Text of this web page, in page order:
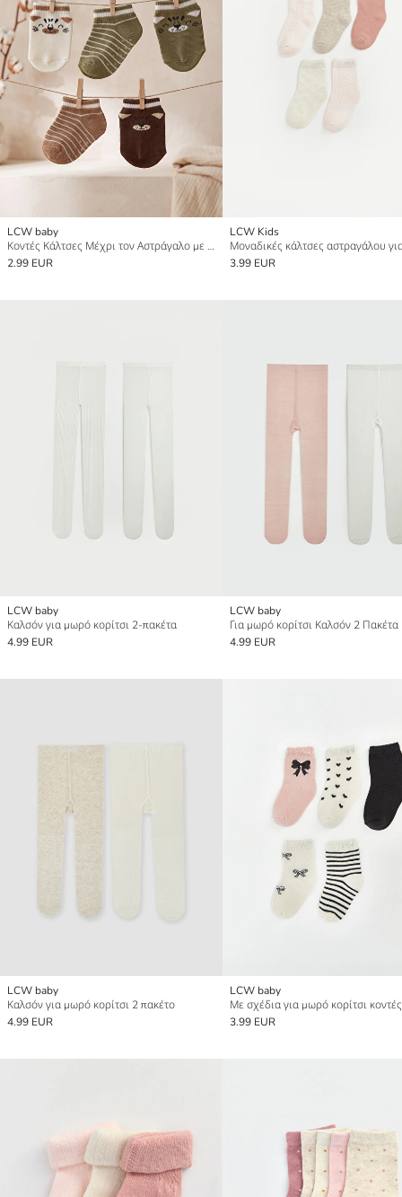
LCW baby
Κοντές Κάλτσες Μέχρι τον Αστράγαλο με Σχέδια για Μωρό Αγόρι, Συσκευασία 5 Τεμαχίων
2.99 EUR
LCW Kids
3.99 EUR
LCW baby
Καλσόν για μωρό κορίτσι 2-πακέτα
4.99 EUR
LCW baby
Για μωρό κορίτσι Καλσόν 2 Πακέτα
4.99 EUR
LCW baby
Καλσόν για μωρό κορίτσι 2 πακέτο
4.99 EUR
LCW baby
3.99 EUR